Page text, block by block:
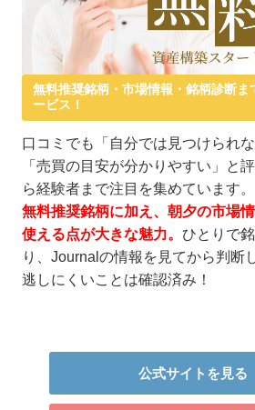
無料推奨銘柄・市場情報・銘柄診断ま
ービス！
口コミでも「自分では見つけられ
「売買の目安が分かりやすい」と
ら経験者まで注目を集めています。
無料推奨銘柄に加え、朝夕の市場
使える点が大きな魅力。 ひとりで
り、Journalの情報を見てから判断
逃しにくいことは確認済み！
公式サイトを見る